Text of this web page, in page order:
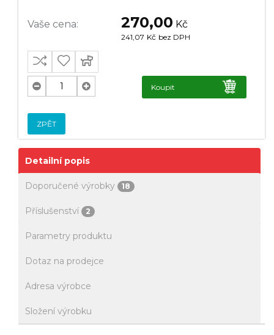
Vaše cena: 270,00 Kč
241,07 Kč bez DPH
Koupit
ZPĚT
Detailní popis
Doporučené výrobky 18
Příslušenství 2
Parametry produktu
Dotaz na prodejce
Adresa výrobce
Složení výrobku